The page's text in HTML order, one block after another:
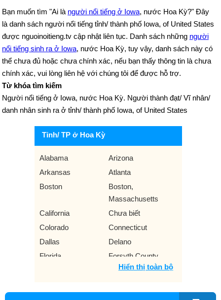
Bạn muốn tìm "Ai là người nổi tiếng ở Iowa, nước Hoa Kỳ?" Đây
là danh sách người nổi tiếng tỉnh/ thành phố Iowa, of United States
được nguoinoitieng.tv cập nhật liên tục. Danh sách những người
nổi tiếng sinh ra ở Iowa, nước Hoa Kỳ, tuy vậy, danh sách này có
thể chưa đủ hoặc chưa chính xác, nếu bạn thấy thông tin là chưa
chính xác, vui lòng liên hệ với chúng tôi để được hỗ trợ.
Từ khóa tìm kiếm
Người nổi tiếng ở Iowa, nước Hoa Kỳ. Người thành đạt/ Vĩ nhân/
danh nhân sinh ra ở tỉnh/ thành phố Iowa, of United States
Tỉnh/ TP ở Hoa Kỳ
Alabama
Arizona
Arkansas
Atlanta
Boston
Boston,
Massachusetts
California
Chưa biết
Colorado
Connecticut
Dallas
Delano
Florida
Forsyth County
Greenville
Hiển thị toàn bộ